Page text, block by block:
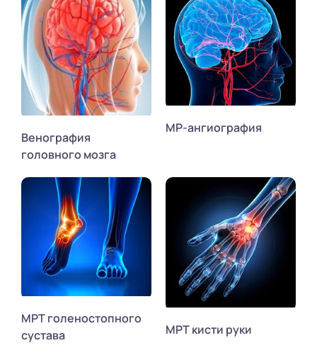
Венография
головного мозга
МР-ангиография
МРТ голеностопного
сустава
МРТ кисти руки